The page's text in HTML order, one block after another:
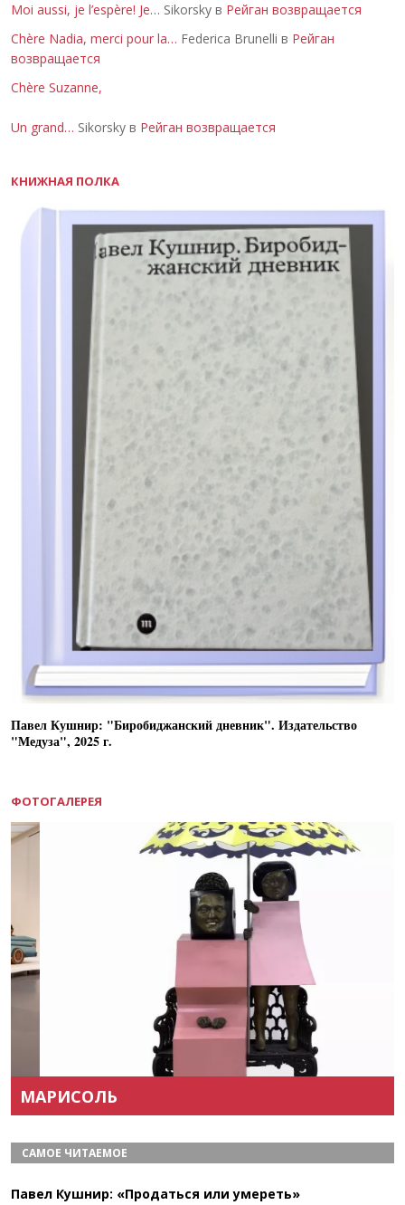
Moi aussi, je l’espère! Je… Sikorsky в Рейган возвращается
Chère Nadia, merci pour la… Federica Brunelli в Рейган
возвращается
Chère Suzanne,
Un grand… Sikorsky в Рейган возвращается
КНИЖНАЯ ПОЛКА
Павел Кушнир: "Биробиджанский дневник". Издательство
"Медуза", 2025 г.
ФОТОГАЛЕРЕЯ
МАРИСОЛЬ
САМОЕ ЧИТАЕМОЕ
Павел Кушнир: «Продаться или умереть»